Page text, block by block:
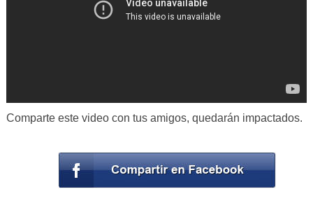
Comparte este video con tus amigos, quedarán impactados.